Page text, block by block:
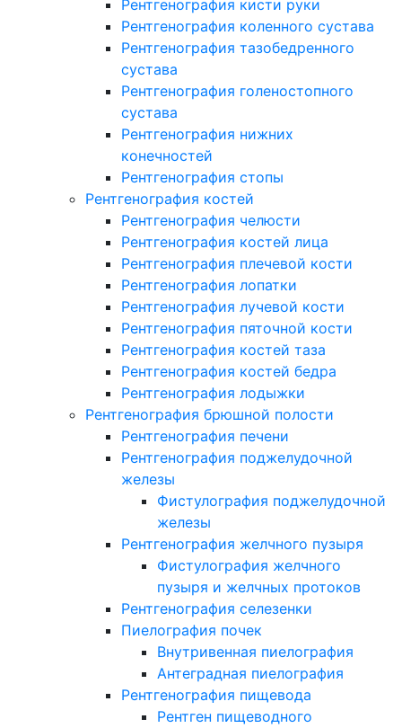
Рентгенография кисти руки
Рентгенография коленного сустава
Рентгенография тазобедренного
сустава
Рентгенография голеностопного
сустава
Рентгенография нижних
конечностей
Рентгенография стопы
Рентгенография костей
Рентгенография челюсти
Рентгенография костей лица
Рентгенография плечевой кости
Рентгенография лопатки
Рентгенография лучевой кости
Рентгенография пяточной кости
Рентгенография костей таза
Рентгенография костей бедра
Рентгенография лодыжки
Рентгенография брюшной полости
Рентгенография печени
Рентгенография поджелудочной
железы
Фистулография поджелудочной
железы
Рентгенография желчного пузыря
Фистулография желчного
пузыря и желчных протоков
Рентгенография селезенки
Пиелография почек
Внутривенная пиелография
Антеградная пиелография
Рентгенография пищевода
Рентген пищеводного